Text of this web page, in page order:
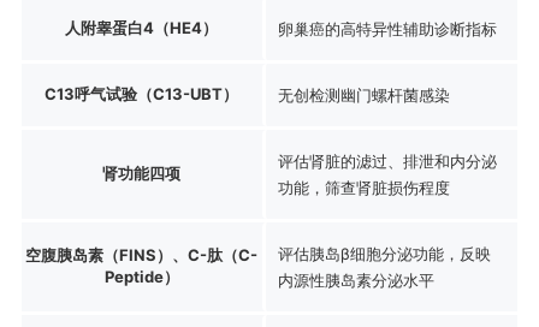
人附睾蛋白4（HE4） 卵巢癌的高特异性辅助诊断指标
C13呼气试验（C13-UBT） 无创检测幽门螺杆菌感染
肾功能四项
评估肾脏的滤过、排泄和内分泌
功能，筛查肾脏损伤程度
空腹胰岛素（FINS）、C-肽（C-
Peptide）
评估胰岛β细胞分泌功能，反映
内源性胰岛素分泌水平